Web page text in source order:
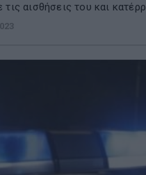
τις αισθήσεις του και